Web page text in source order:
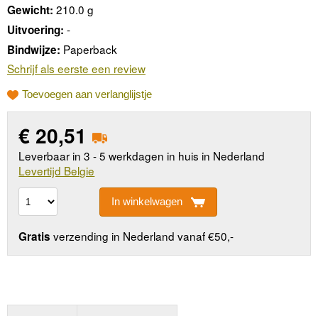
Gewicht: 210.0 g
Uitvoering: -
Bindwijze: Paperback
Schrijf als eerste een review
Toevoegen aan verlanglijstje
€ 20,51
Leverbaar in 3 - 5 werkdagen in huis in Nederland
Levertijd Belgie
In winkelwagen
Gratis verzending in Nederland vanaf €50,-